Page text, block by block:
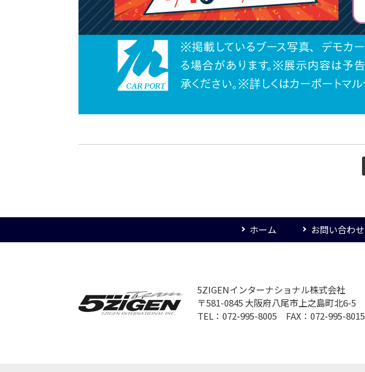
ホーム お問い合わせ
5ZIGENインターナショナル株式会社
〒581-0845 大阪府八尾市上之島町北6-5
TEL：072-995-8005 FAX：072-995-8015